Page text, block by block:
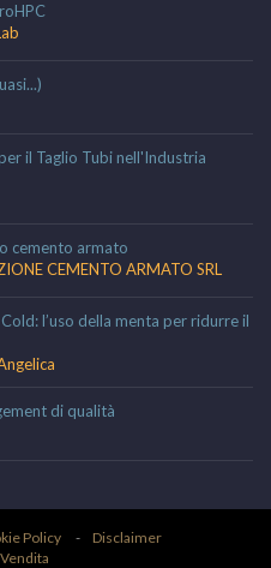
il Taglio Tubi nell'Industria
cemento armato
CEMENTO ARMATO SRL
l’uso della menta per ridurre il
di qualità
Policy
Disclaimer